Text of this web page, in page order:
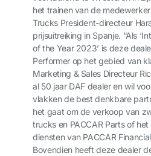
het trainen van de
Trucks President-directeur
prijsuitreiking in Spanje. “Als
of the Year 2023’ is deze
Performer op het gebied van
Marketing & Sales Directeur
al 50 jaar DAF dealer en wil
vlakken de best denkbare
het gaat om de verkoop van
trucks en PACCAR Parts of
diensten van PACCAR
Bovendien heeft deze dealer